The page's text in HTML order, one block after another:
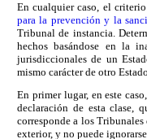
En cualquier caso, el
para la prevención y la
Tribunal de instancia.
hechos basándose en la
jurisdiccionales de un
mismo carácter de otro
En primer lugar, en este
declaración de esta clase,
corresponde a los
exterior, y no puede